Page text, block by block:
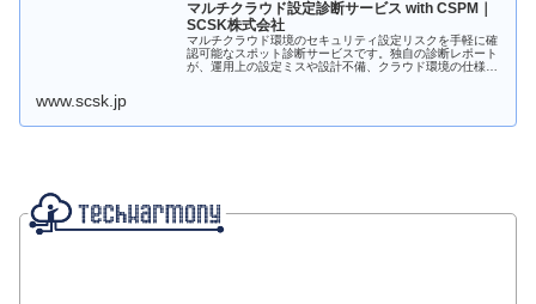
マルチクラウド設定診断サービス with CSPM｜
SCSK株式会社
マルチクラウド環境のセキュリティ設定リスクを手軽に確
認可能なスポット診断サービスです。独自の診断レポート
が、運用上の設定ミスや設計不備、クラウド環境の仕様変
www.scsk.jp